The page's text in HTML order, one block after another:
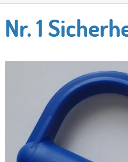
Nr. 1